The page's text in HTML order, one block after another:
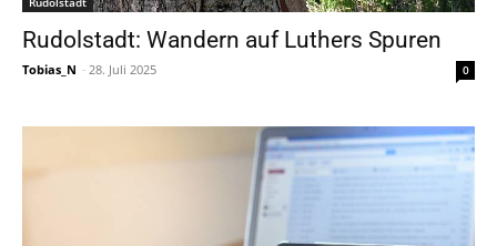
Rudolstadt: Wandern auf Luthers Spuren
Tobias_N - 28. Juli 2025 0